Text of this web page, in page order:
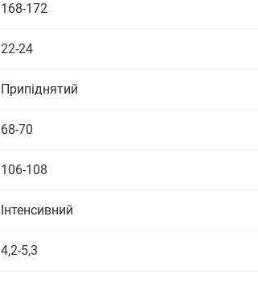
168-172
22-24
Припіднятий
68-70
106-108
Інтенсивний
4,2-5,3